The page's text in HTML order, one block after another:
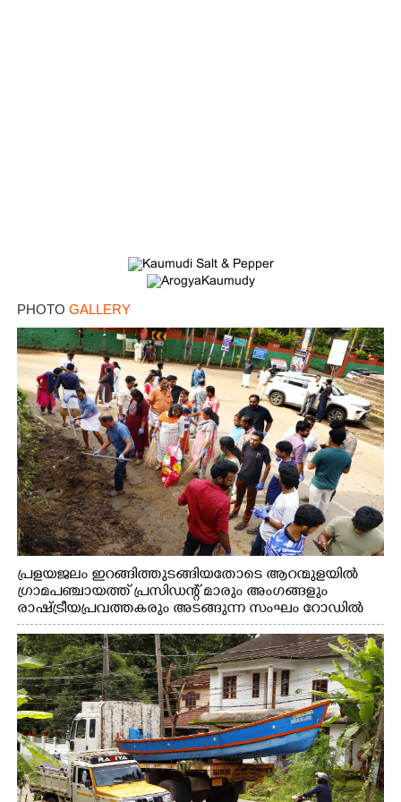
PHOTO GALLERY
പ്രളയജലം ഇറങ്ങിത്തുടങ്ങിയതോടെ ആറന്മുളയിൽ
ഗ്രാമപഞ്ചായത്ത് പ്രസിഡന്റ് മാരും അംഗങ്ങളും
രാഷ്ട്രീയപ്രവത്തകരും അടങ്ങുന്ന സംഘം റോഡിൽ
അടിഞ്ഞ് കൂടിയ ചെളിയും മണ്ണും മറ്റ് മാലിന്യങ്ങളും
നീക്കം ചെയ്യുന്നു.